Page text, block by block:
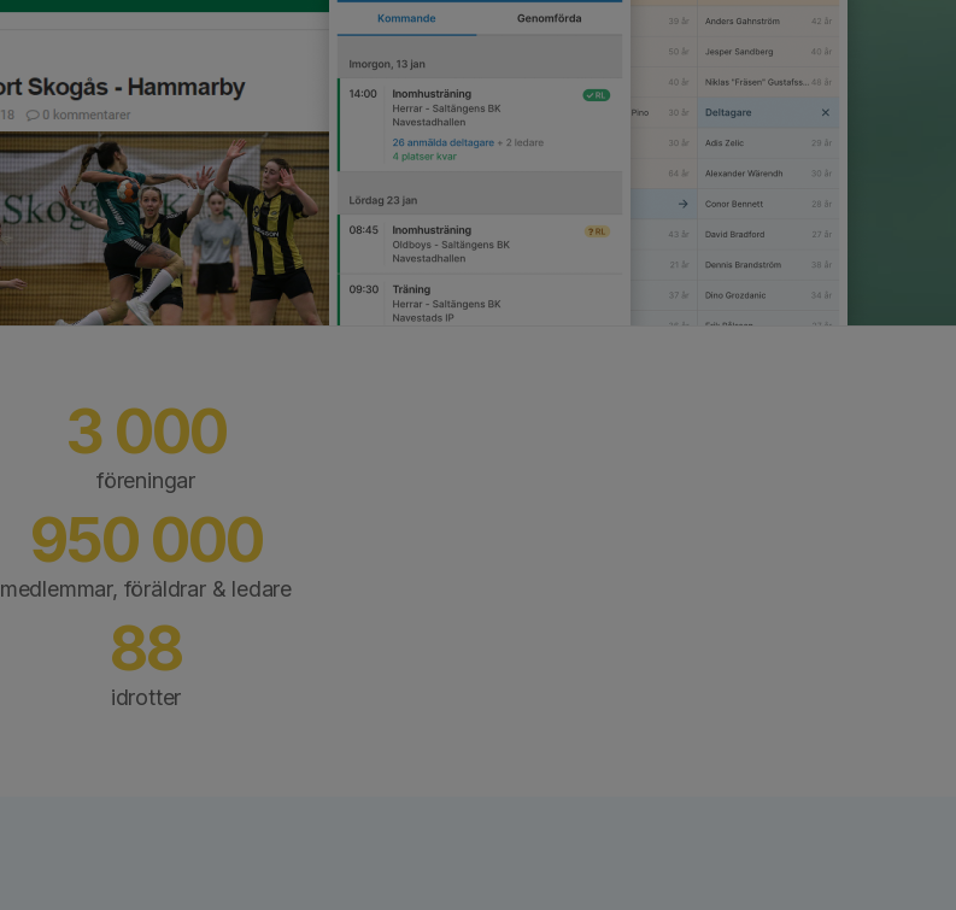
3 000
föreningar
950 000
medlemmar, föräldrar & ledare
88
idrotter